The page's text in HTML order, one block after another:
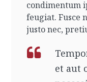
condimentum
feugiat. Fusce
justo nec,
et aut